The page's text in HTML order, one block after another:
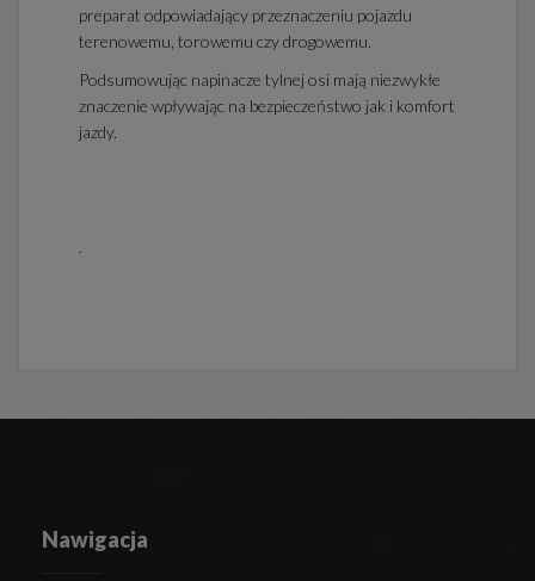
preparat odpowiadający przeznaczeniu pojazdu
terenowemu, torowemu czy drogowemu.
Podsumowując napinacze tylnej osi mają niezwykłe
znaczenie wpływając na bezpieczeństwo jak i komfort
jazdy.
Nawigacja